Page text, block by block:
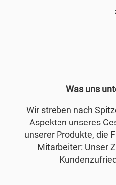
Was uns
Wir streben nach
Aspekten unseres
unserer Produkte, die
Mitarbeiter: Unser